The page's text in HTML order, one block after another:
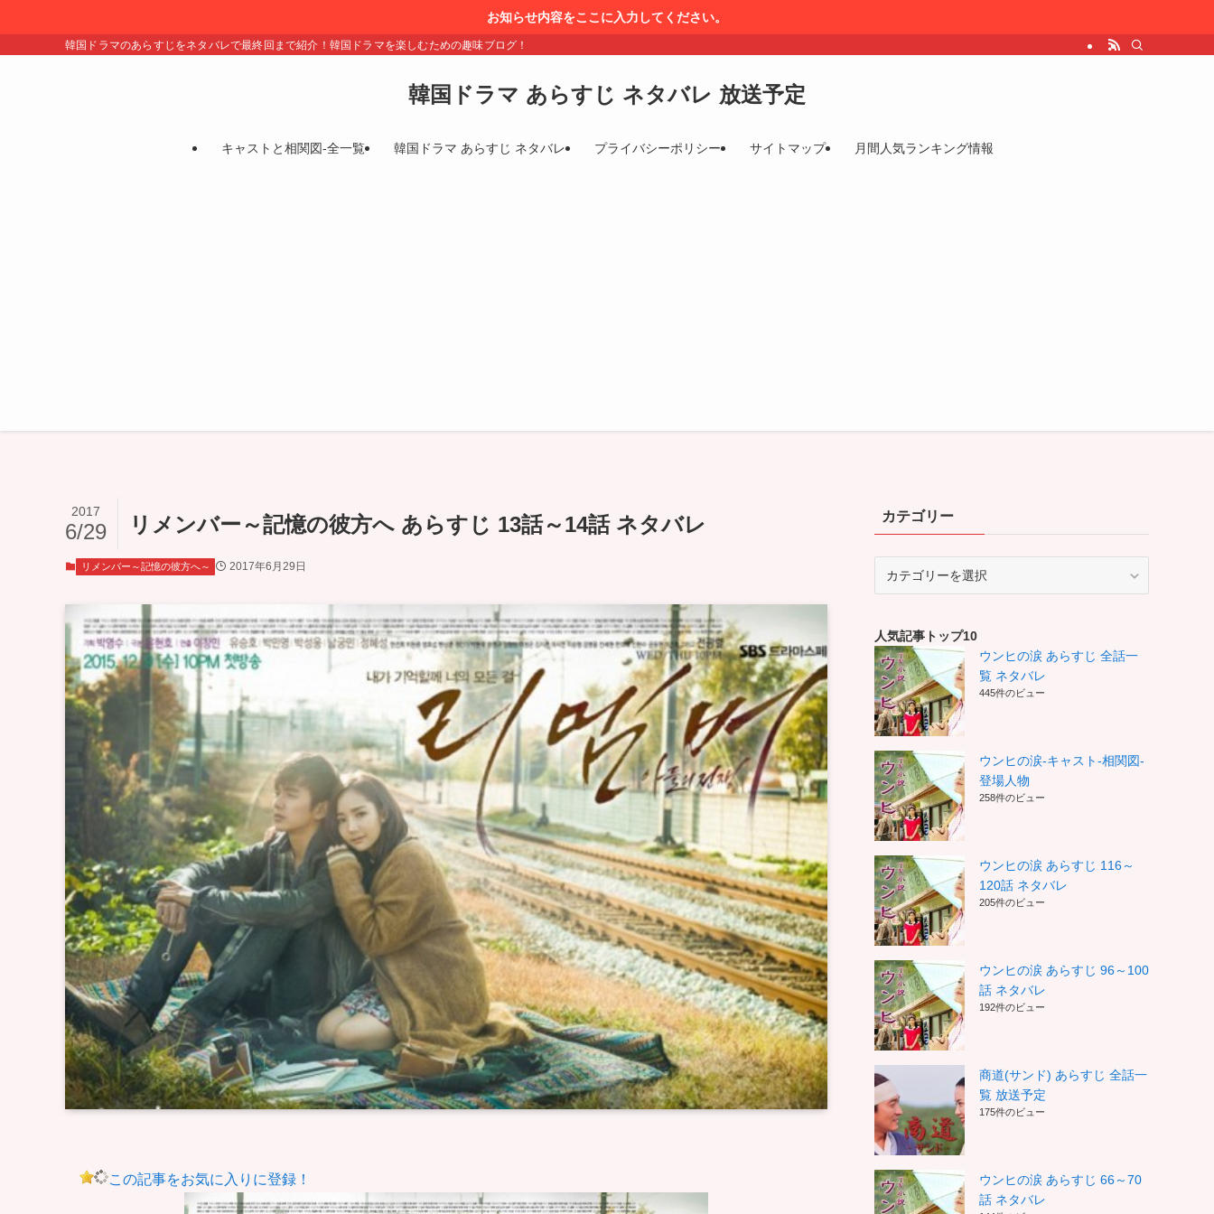
お知らせ内容をここに入力してください。
韓国ドラマのあらすじをネタバレで最終回まで紹介！韓国ドラマを楽しむための趣味ブログ！
韓国ドラマ あらすじ ネタバレ 放送予定
キャストと相関図-全一覧 韓国ドラマ あらすじ ネタバレ プライバシーポリシー サイトマップ 月間人気ランキング情報
リメンバー～記憶の彼方へ あらすじ 13話～14話 ネタバレ
2017
6/29
リメンバー～記憶の彼方へ～ 2017年6月29日
この記事をお気に入りに登録！
カテゴリー
ー
人気記事トップ10
ウンヒの涙 あらすじ 全話一
覧 ネタバレ
445件のビュー
ウンヒの涙-キャスト-相関図-
登場人物
258件のビュー
ウンヒの涙 あらすじ 116～
120話 ネタバレ
205件のビュー
ウンヒの涙 あらすじ 96～100
話 ネタバレ
192件のビュー
商道(サンド) あらすじ 全話一
覧 放送予定
175件のビュー
ウンヒの涙 あらすじ 66～70
話 ネタバレ